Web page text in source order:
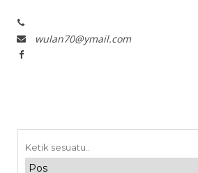
wulan70@ymail.com